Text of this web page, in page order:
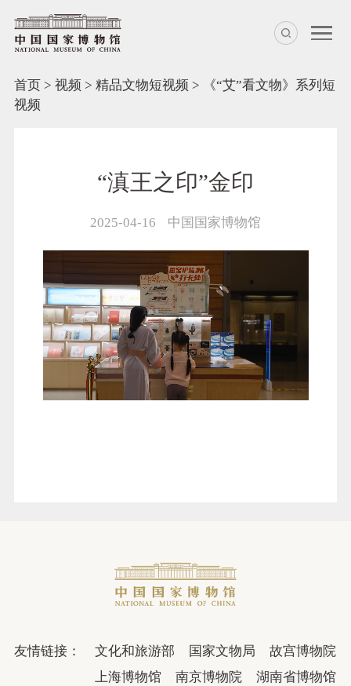
首页> 视频 > 精品文物短视频 >
《“艾”看文物》系列短
视频
“滇王之印”金印
2025-04-16 中国国家博物馆
友情链接： 文化和旅游部 国家文物局
故宫博物院
上海博物馆
南京博物院
湖南省博物馆